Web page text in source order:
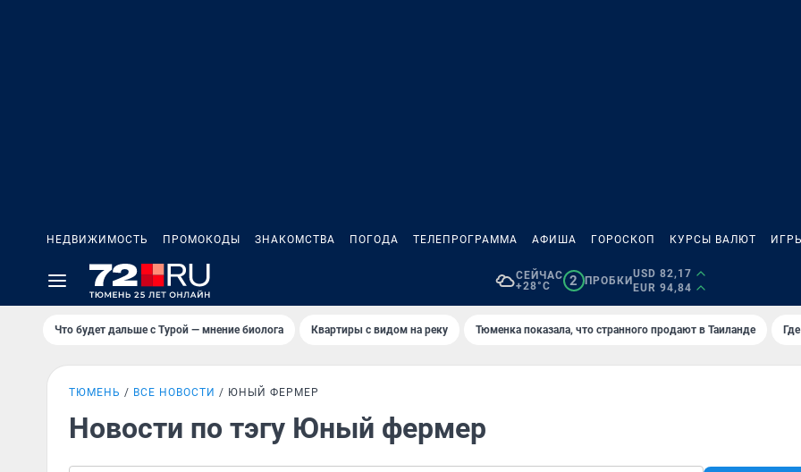
НЕДВИЖИМОСТЬ ПРОМОКОДЫ ЗНАКОМСТВА ПОГОДА ТЕЛЕПРОГРАММА АФИША ГОРОСКОП КУРСЫ ВАЛЮТ
СЕЙЧАС
+28°C
2 ПРОБКИ
USD 82,17
EUR 94,84
Что будет дальше с Турой — мнение биолога Квартиры с видом на реку Тюменка показала, что странного продают в Таиланде
ТЮМЕНЬ ВСЕ НОВОСТИ ЮНЫЙ ФЕРМЕР
Новости по тэгу Юный фермер